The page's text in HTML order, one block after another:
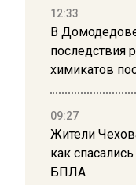
12:33
В
последствия
химикатов
09:27
Жители
как
БПЛА